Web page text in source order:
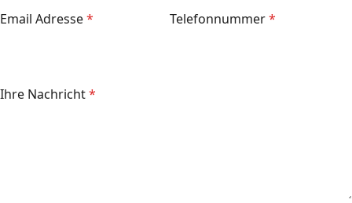
Email Adresse* Telefonnummer*
Ihre Nachricht*